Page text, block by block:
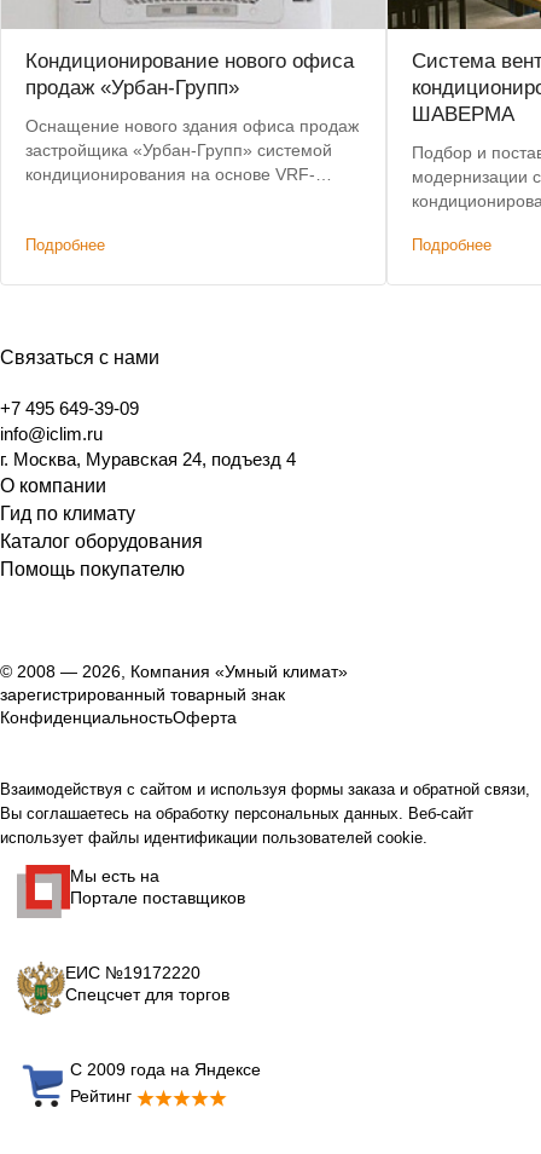
Кондиционирование нового офиса
продаж «Урбан-Групп»
Оснащение нового здания офиса продаж
застройщика «Урбан-Групп» системой
кондиционирования на основе VRF-
Подробнее
Система
ШАВЕРМА
Подбор и
модернизации
Подробнее
Связаться с нами
+7 495 649-39-09
info@iclim.ru
г. Москва, Муравская 24, подъезд 4
О компании
Гид по климату
Каталог оборудования
Помощь покупателю
© 2008 — 2026, Компания «Умный климат»
зарегистрированный товарный знак
КонфиденциальностьОферта
Взаимодействуя с сайтом и используя формы заказа и обратной связи,
Вы соглашаетесь на обработку персональных данных. Веб-сайт
использует файлы идентификации пользователей cookie.
Мы есть на
Портале поставщиков
ЕИС №19172220
Спецсчет для торгов
С 2009 года на Яндексе
Рейтинг